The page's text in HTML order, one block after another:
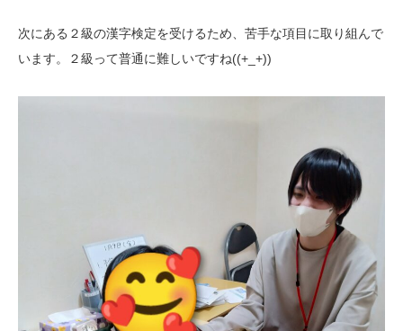
次にある２級の漢字検定を受けるため、苦手な項目に取り組んで
います。２級って普通に難しいですね((+_+))